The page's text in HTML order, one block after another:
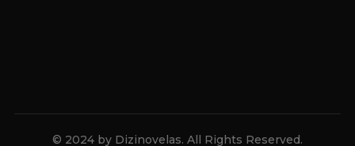
© 2024 by Dizinovelas. All Rights Reserved.